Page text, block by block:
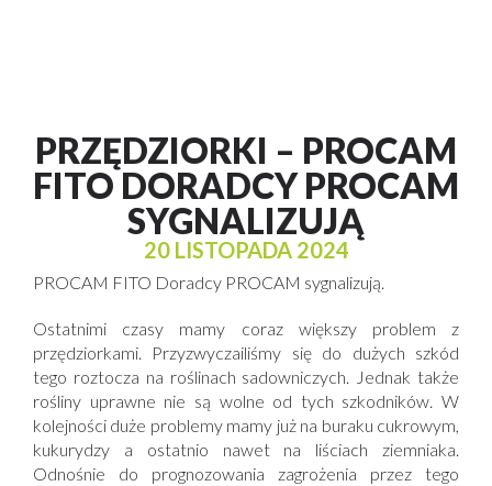
PRZĘDZIORKI – PROCAM
FITO DORADCY PROCAM
SYGNALIZUJĄ
20 LISTOPADA 2024
PROCAM FITO Doradcy PROCAM sygnalizują.
Ostatnimi czasy mamy coraz większy problem z
przędziorkami. Przyzwyczailiśmy się do dużych szkód
tego roztocza na roślinach sadowniczych. Jednak także
rośliny uprawne nie są wolne od tych szkodników. W
kolejności duże problemy mamy już na buraku cukrowym,
kukurydzy a ostatnio nawet na liściach ziemniaka.
Odnośnie do prognozowania zagrożenia przez tego